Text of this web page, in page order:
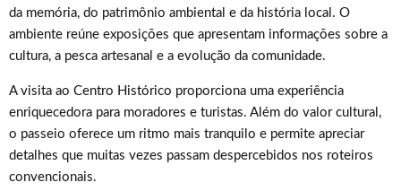
da memória, do patrimônio ambiental e da história local. O
ambiente reúne exposições que apresentam informações sobre a
cultura, a pesca artesanal e a evolução da comunidade.
A visita ao Centro Histórico proporciona uma experiência
enriquecedora para moradores e turistas. Além do valor cultural,
o passeio oferece um ritmo mais tranquilo e permite apreciar
detalhes que muitas vezes passam despercebidos nos roteiros
convencionais.